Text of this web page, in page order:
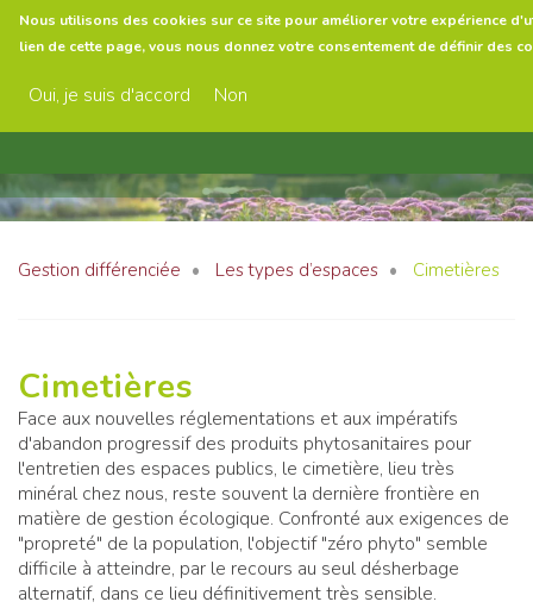
Nous utilisons des cookies sur ce site pour améliorer votre expérience
lien de cette page, vous nous donnez votre consentement de définir des
Oui, je suis d'accord Non
Aller
principal
Gestion différenciée Les types d’espaces Cimetières
Cimetières
Face aux nouvelles réglementations et aux impératifs
d'abandon progressif des produits phytosanitaires pour
l'entretien des espaces publics, le cimetière, lieu très
minéral chez nous, reste souvent la dernière frontière en
matière de gestion écologique. Confronté aux exigences de
"propreté" de la population, l'objectif "zéro phyto" semble
difficile à atteindre, par le recours au seul désherbage
alternatif, dans ce lieu définitivement très sensible.